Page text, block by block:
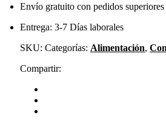
Envío gratuito con pedidos
Entrega: 3-7 Días laborales
SKU: Categorías: Alimentación,
Compartir: